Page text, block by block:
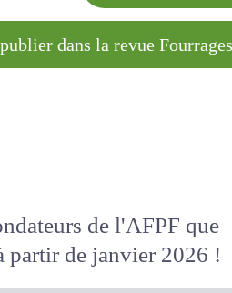
dans la revue
de l'AFPF que
à partir de janvier